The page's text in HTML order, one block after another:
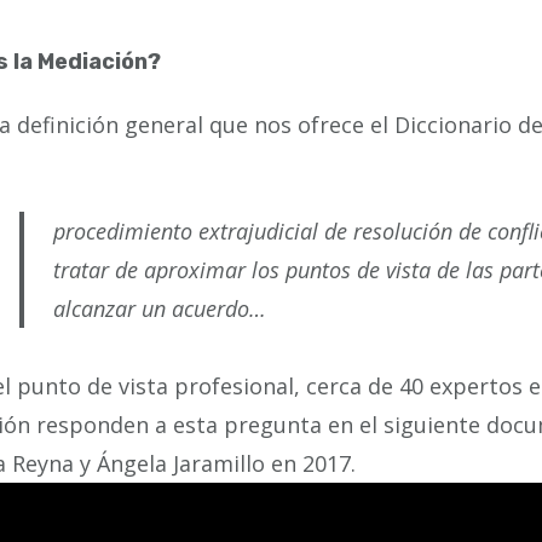
la Mediación?
definición general que nos ofrece el Diccionario
procedimiento extrajudicial de resolución de
tratar de aproximar los puntos de vista de las
alcanzar un acuerdo…
punto de vista profesional, cerca de 40
responden a esta pregunta en el siguiente
Reyna y Ángela Jaramillo en 2017.